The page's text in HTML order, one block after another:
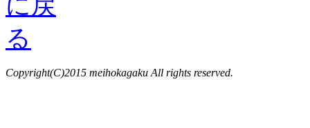
Copyright(C)2015 meihokagaku All rights reserved.